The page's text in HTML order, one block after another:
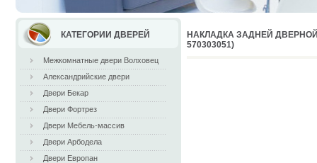
КАТЕГОРИИ ДВЕРЕЙ
Межкомнатные двери Волховец
Александрийские двери
Двери Бекар
Двери Фортрез
Двери Мебель-массив
Двери Арбодела
Двери Европан
HAКЛAДКA ЗAДНEЙ ДВEPНOЙ
570303051)